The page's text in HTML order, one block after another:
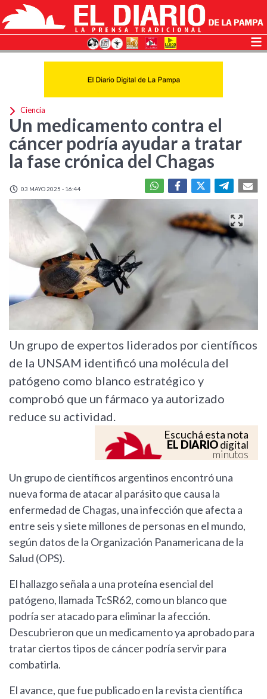
Ciencia
Un medicamento contra el
cáncer podría ayudar a tratar
la fase crónica del Chagas
03 MAYO 2025 - 16:44
Un grupo de expertos liderados por científicos
de la UNSAM identificó una molécula del
patógeno como blanco estratégico y
comprobó que un fármaco ya autorizado
reduce su actividad.
Escuchá esta nota
EL DIARIOdigital
minutos
Un grupo de científicos argentinos encontró una
nueva forma de atacar al parásito que causa la
enfermedad de Chagas, una infección que afecta a
entre seis y siete millones de personas en el mundo,
según datos de la Organización Panamericana de la
Salud (OPS).
El hallazgo señala a una proteína esencial del
patógeno, llamada TcSR62, como un blanco que
podría ser atacado para eliminar la afección.
Descubrieron que un medicamento ya aprobado para
tratar ciertos tipos de cáncer podría servir para
combatirla.
El avance, que fue publicado en la revista científica